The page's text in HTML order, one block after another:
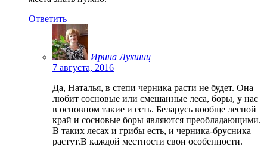
Ответить
Ирина Лукшиц
7 августа, 2016
Да, Наталья, в степи черника расти не будет. Она
любит сосновые или смешанные леса, боры, у нас
в основном такие и есть. Беларусь вообще лесной
край и сосновые боры являются преобладающими.
В таких лесах и грибы есть, и черника-брусника
растут.В каждой местности свои особенности.